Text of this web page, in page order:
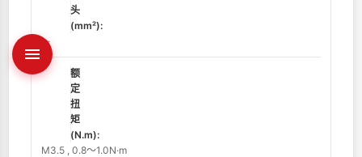
头
(mm²):
--
额
定
扭
矩
(N.m):
M3.5 , 0.8～1.0N·m